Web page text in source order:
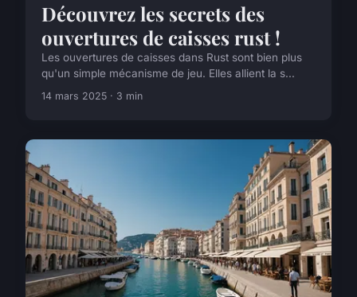
Découvrez les secrets des
ouvertures de caisses rust !
Les ouvertures de caisses dans Rust sont bien plus
qu'un simple mécanisme de jeu. Elles allient la s...
14 mars 2025 · 3 min